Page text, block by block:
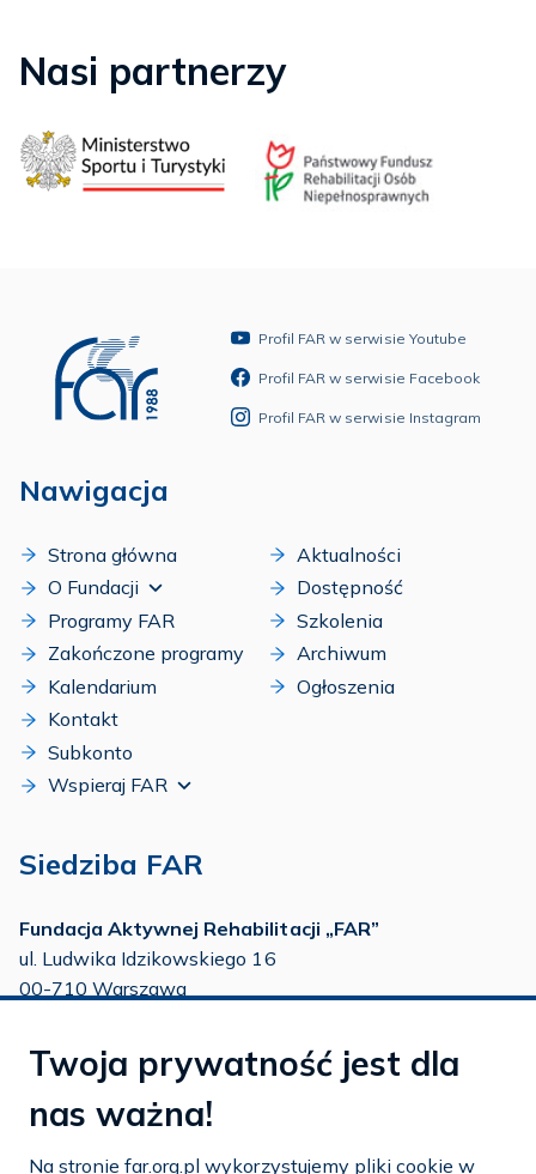
Nasi partnerzy
Profil FAR w serwisie Youtube
Profil FAR w serwisie Facebook
Profil FAR w serwisie Instagram
Nawigacja
Strona główna
O Fundacji
Programy FAR
Zakończone programy
Kalendarium
Kontakt
Subkonto
Wspieraj FAR
Aktualności
Dostępność
Szkolenia
Archiwum
Ogłoszenia
Siedziba FAR
Fundacja Aktywnej Rehabilitacji „FAR”
ul. Ludwika Idzikowskiego 16
00-710 Warszawa
tel.:22 651 88 03
22 858 26 39
tel.:22 642 22 91
Twoja prywatność jest dla
nas ważna!
Na stronie far.org.pl wykorzystujemy pliki cookie w